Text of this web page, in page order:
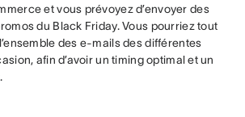
et vous prévoyez d’envoyer des
du Black Friday. Vous pourriez tout
des e-mails des différentes
afin d’avoir un timing optimal et un